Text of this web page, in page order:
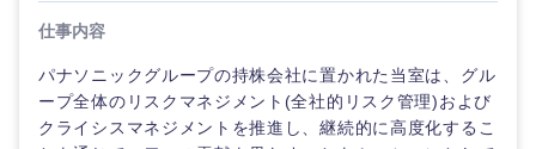
仕事内容
パナソニックグループの持株会社に置かれた当室は、グル
ープ全体のリスクマネジメント(全社的リスク管理)および
クライシスマネジメントを推進し、継続的に高度化するこ